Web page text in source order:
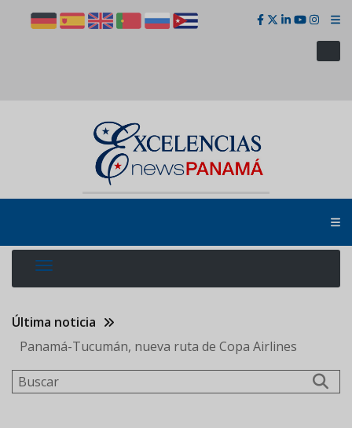
Última noticia
Panamá-Tucumán, nueva ruta de Copa Airlines
Buscar